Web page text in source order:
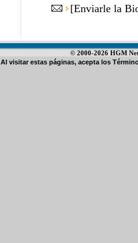
[Enviarle la
© 2000-2026 HGM
Al visitar estas páginas, acepta los